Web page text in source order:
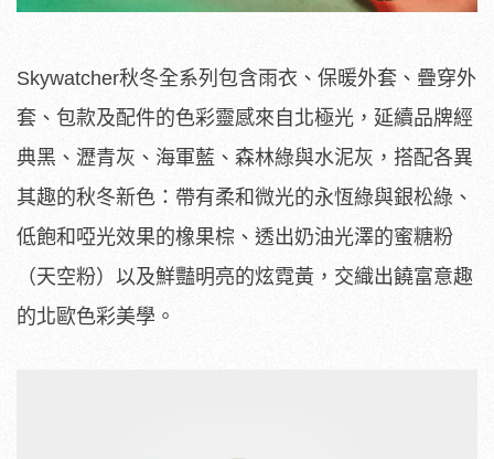
Skywatcher秋冬全系列包含雨衣、保暖外套、疊穿外
套、包款及配件的色彩靈感來自北極光，延續品牌經
典黑、瀝青灰、海軍藍、森林綠與水泥灰，搭配各異
其趣的秋冬新色：帶有柔和微光的永恆綠與銀松綠、
低飽和啞光效果的橡果棕、透出奶油光澤的蜜糖粉
（天空粉）以及鮮豔明亮的炫霓黃，交織出饒富意趣
的北歐色彩美學。